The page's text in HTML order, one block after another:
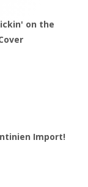
on the
Import!